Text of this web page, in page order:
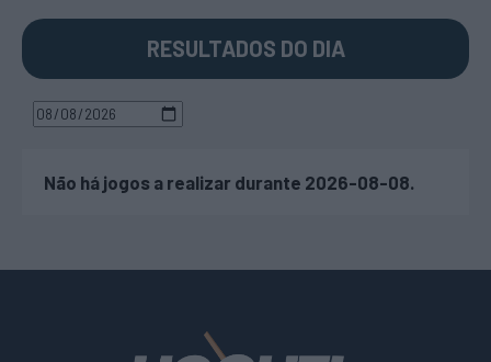
RESULTADOS DO DIA
Não há jogos a realizar durante 2026-08-08.